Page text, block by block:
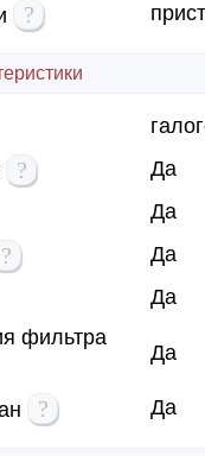
?
?
Да
Да
?
Да
Да
фильтра
Да
? Да